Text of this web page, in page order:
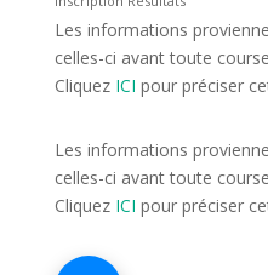
Les informations
celles-ci avant toute
Cliquez ICI pour préciser
Les informations
celles-ci avant toute
Cliquez ICI pour préciser